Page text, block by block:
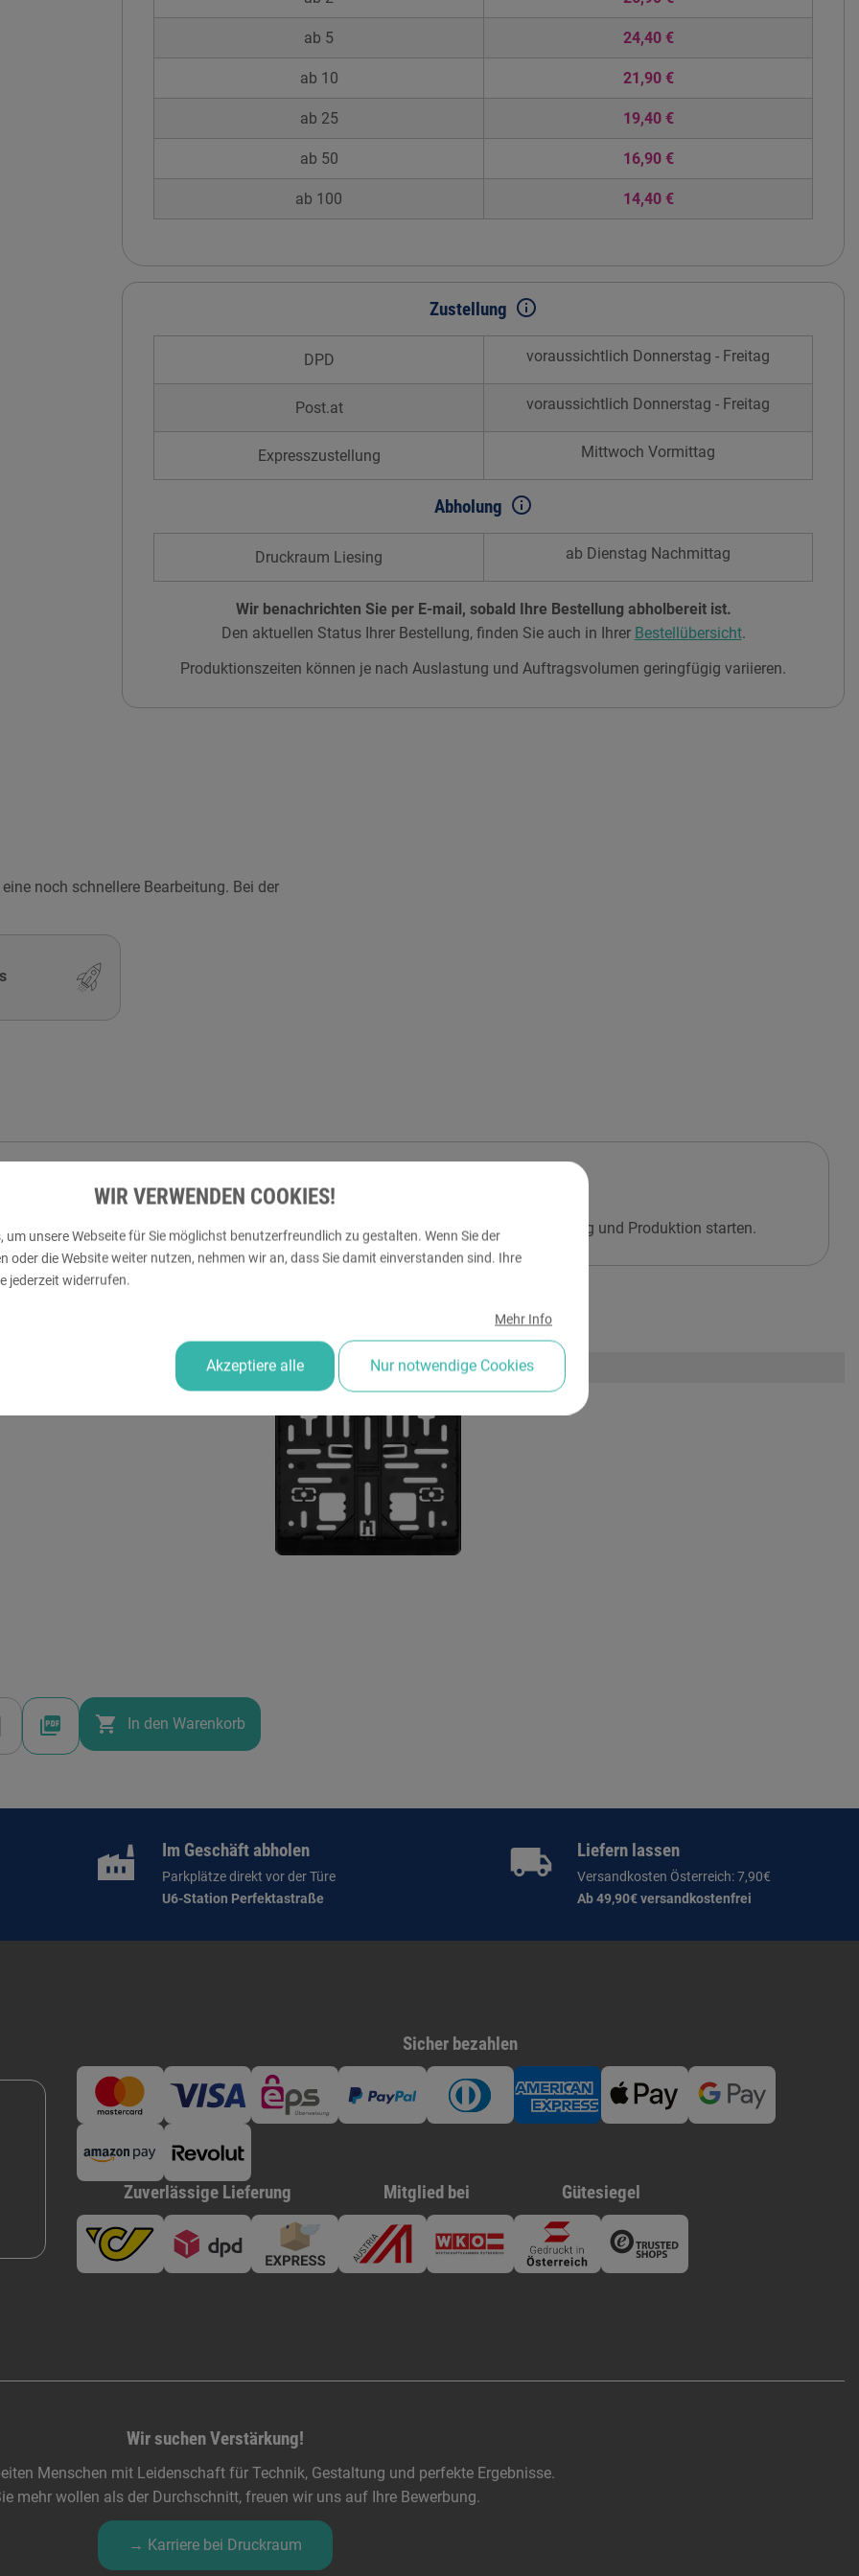
ab 5 24,40 €
ab 10 21,90 €
ab 25 19,40 €
ab 50 16,90 €
ab 100 14,40 €
Zustellung info_outline
DPD voraussichtlich Donnerstag - Freitag
Post.at voraussichtlich Donnerstag - Freitag
Expresszustellung Mittwoch Vormittag
Abholung info_outline
Druckraum Liesing ab Dienstag Nachmittag
Wir benachrichten Sie per E-mail, sobald Ihre Bestellung abholbereit ist.
Den aktuellen Status Ihrer Bestellung, finden Sie auch in Ihrer Bestellübersicht.
Produktionszeiten können je nach Auslastung und Auftragsvolumen geringfügig variieren.
Sie Ihr finales Design später bequem in derBestellübersicht
Druckdaten hoch. Sobald Ihr Design übermittelt wurde, können wir mit der Prüfung und Produktion starten.
noch schnellere Bearbeitung. Bei der
shopping_cart In den Warenkorb
Im Geschäft abholen
Parkplätze direkt vor der Türe
U6-Station Perfektastraße
Liefern lassen
Versandkosten Österreich: 7,90€
Ab 49,90€ versandkostenfrei
Sicher bezahlen
Zuverlässige Lieferung Mitglied bei Gütesiegel
Wir suchen Verstärkung!
Menschen mit Leidenschaft für Technik, Gestaltung und perfekte Ergebnisse.
mehr wollen als der Durchschnitt, freuen wir uns auf Ihre Bewerbung.
→ Karriere bei Druckraum
WIR VERWENDEN COOKIES!
um unsere Webseite für Sie möglichst benutzerfreundlich zu gestalten. Wenn Sie der
oder die Website weiter nutzen, nehmen wir an, dass Sie damit einverstanden sind. Ihre
jederzeit widerrufen.
Mehr Info
Akzeptiere alle Nur notwendige Cookies